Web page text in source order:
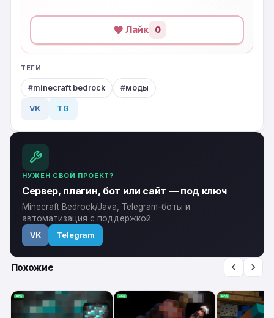
Лайк 0
ТЕГИ
minecraft bedrock моды
VK TG
НУЖЕН СВОЙ ПРОЕКТ?
Сервер, плагин, бот или сайт — под ключ
Minecraft Bedrock/Java, Telegram-боты и
автоматизация с поддержкой.
VK Telegram
Похожие